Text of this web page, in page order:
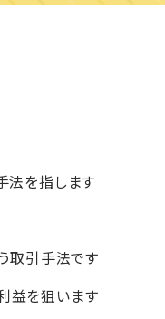
法を指します
取引手法です
益を狙います